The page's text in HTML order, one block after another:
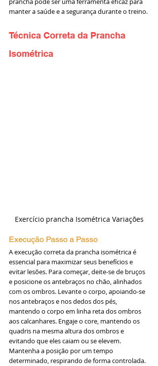
manter a saúde e a segurança durante o treino.
Técnica Correta da Prancha
Isométrica
Exercício prancha Isométrica Variações
Execução Passo a Passo
A execução correta da prancha isométrica é
essencial para maximizar seus benefícios e
evitar lesões. Para começar, deite-se de bruços
e posicione os antebraços no chão, alinhados
com os ombros. Levante o corpo, apoiando-se
nos antebraços e nos dedos dos pés,
mantendo o corpo em linha reta dos ombros
aos calcanhares. Engaje o core, mantendo os
quadris na mesma altura dos ombros e
evitando que eles caiam ou se elevem.
Mantenha a posição por um tempo
determinado, respirando de forma controlada.